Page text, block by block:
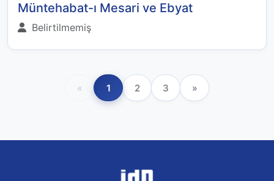
Müntehabat-ı Mesari ve Ebyat
Belirtilmemiş
« 1 2 3 »